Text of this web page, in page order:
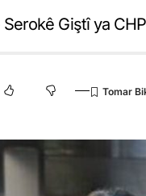
Giştî ya